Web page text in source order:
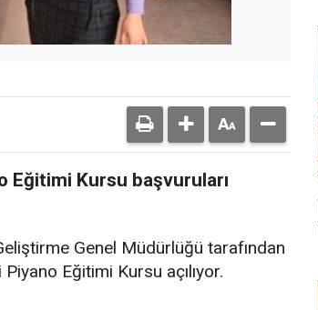
Eğitimi Kursu başvuruları
Genel Müdürlüğü tarafından
Eğitimi Kursu açılıyor.